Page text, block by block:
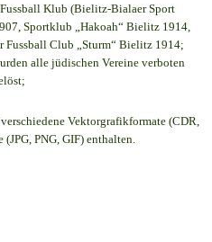
Klub (Bielitz-Bialaer Sport
Sportklub „Hakoah“ Bielitz 1914,
Fussball Club „Sturm“ Bielitz 1914;
alle jüdischen Vereine verboten
Vektorgrafikformate (CDR,
PNG, GIF) enthalten.